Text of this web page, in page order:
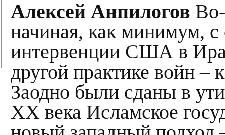
Алексей Анпилогов
начиная, как минимум,
интервенции США в
другой практике войн
Заодно были сданы в
ХХ века Исламское